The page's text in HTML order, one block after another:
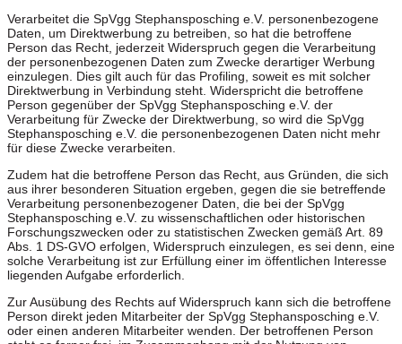
Verarbeitet die SpVgg Stephansposching e.V. personenbezogene
Daten, um Direktwerbung zu betreiben, so hat die betroffene
Person das Recht, jederzeit Widerspruch gegen die Verarbeitung
der personenbezogenen Daten zum Zwecke derartiger Werbung
einzulegen. Dies gilt auch für das Profiling, soweit es mit solcher
Direktwerbung in Verbindung steht. Widerspricht die betroffene
Person gegenüber der SpVgg Stephansposching e.V. der
Verarbeitung für Zwecke der Direktwerbung, so wird die SpVgg
Stephansposching e.V. die personenbezogenen Daten nicht mehr
für diese Zwecke verarbeiten.
Zudem hat die betroffene Person das Recht, aus Gründen, die sich
aus ihrer besonderen Situation ergeben, gegen die sie betreffende
Verarbeitung personenbezogener Daten, die bei der SpVgg
Stephansposching e.V. zu wissenschaftlichen oder historischen
Forschungszwecken oder zu statistischen Zwecken gemäß Art. 89
Abs. 1 DS-GVO erfolgen, Widerspruch einzulegen, es sei denn, eine
solche Verarbeitung ist zur Erfüllung einer im öffentlichen Interesse
liegenden Aufgabe erforderlich.
Zur Ausübung des Rechts auf Widerspruch kann sich die betroffene
Person direkt jeden Mitarbeiter der SpVgg Stephansposching e.V.
oder einen anderen Mitarbeiter wenden. Der betroffenen Person